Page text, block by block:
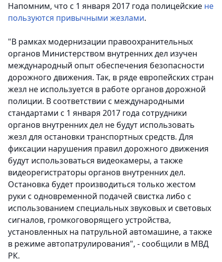
Напомним, что с 1 января 2017 года полицейские не
пользуются привычными жезлами.
"В рамках модернизации правоохранительных
органов Министерством внутренних дел изучен
международный опыт обеспечения безопасности
дорожного движения. Так, в ряде европейских стран
жезл не используется в работе органов дорожной
полиции. В соответствии с международными
стандартами с 1 января 2017 года сотрудники
органов внутренних дел не будут использовать
жезл для остановки транспортных средств. Для
фиксации нарушения правил дорожного движения
будут использоваться видеокамеры, а также
видеорегистраторы органов внутренних дел.
Остановка будет производиться только жестом
руки с одновременной подачей свистка либо с
использованием специальных звуковых и световых
сигналов, громкоговорящего устройства,
установленных на патрульной автомашине, а также
в режиме автопатрулирования", - сообщили в МВД
РК.